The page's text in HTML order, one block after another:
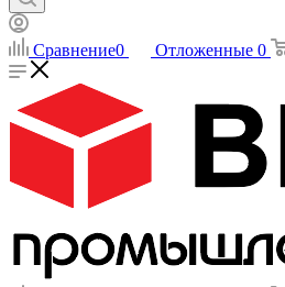
Сравнение0 Отложенные 0